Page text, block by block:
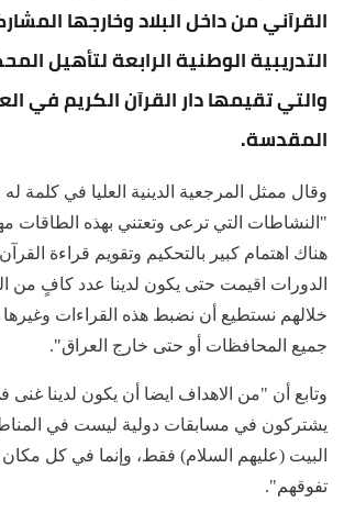
القرآني من داخل البلاد وخارجها
التدريبية الوطنية الرابعة لتأهيل
والتي تقيمها دار القرآن الكريم في
المقدسة.
وقال ممثل المرجعية الدينية العليا في كلمة له
"النشاطات التي ترعى وتعتني بهذه الطاقات
هناك اهتمام كبير بالتحكيم وتقويم قراءة
الدورات اقيمت حتى يكون لدينا عدد كافٍ من
خلالهم نستطيع أن نضبط هذه القراءات
جميع المحافظات أو حتى خارج العراق".
وتابع أن "من الاهداف ايضا أن يكون لدينا
يشتركون في مسابقات دولية ليست في
البيت (عليهم السلام) فقط، وإنما في كل
تفوقهم".